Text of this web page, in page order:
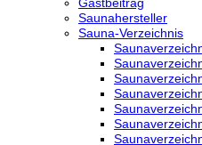
Saunahersteller
Sauna-Verzeichnis